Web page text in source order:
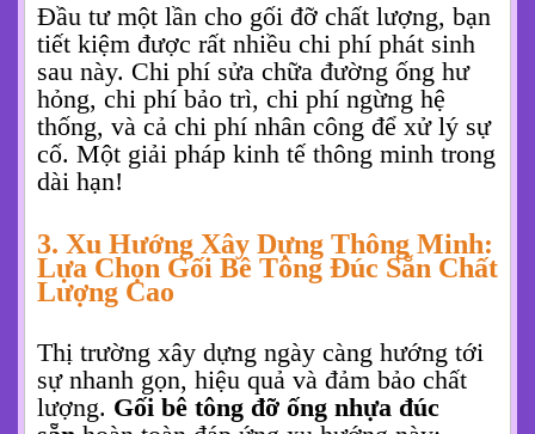
Đầu tư một lần cho gối đỡ chất lượng, bạn
tiết kiệm được rất nhiều chi phí phát sinh
sau này. Chi phí sửa chữa đường ống hư
hỏng, chi phí bảo trì, chi phí ngừng hệ
thống, và cả chi phí nhân công để xử lý sự
cố. Một giải pháp kinh tế thông minh trong
dài hạn!
3. Xu Hướng Xây Dựng Thông Minh:
Lựa Chọn Gối Bê Tông Đúc Sẵn Chất
Lượng Cao
Thị trường xây dựng ngày càng hướng tới
sự nhanh gọn, hiệu quả và đảm bảo chất
lượng. Gối bê tông đỡ ống nhựa đúc